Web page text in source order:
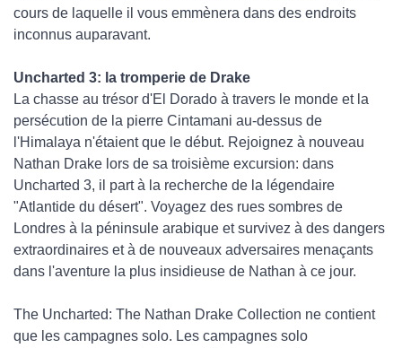
cours de laquelle il vous emmènera dans des endroits
inconnus auparavant.
Uncharted 3: la tromperie de Drake
La chasse au trésor d'El Dorado à travers le monde et la
persécution de la pierre Cintamani au-dessus de
l'Himalaya n'étaient que le début. Rejoignez à nouveau
Nathan Drake lors de sa troisième excursion: dans
Uncharted 3, il part à la recherche de la légendaire
"Atlantide du désert". Voyagez des rues sombres de
Londres à la péninsule arabique et survivez à des dangers
extraordinaires et à de nouveaux adversaires menaçants
dans l'aventure la plus insidieuse de Nathan à ce jour.
The Uncharted: The Nathan Drake Collection ne contient
que les campagnes solo. Les campagnes solo